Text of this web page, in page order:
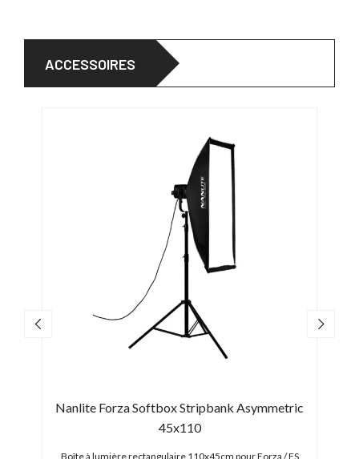
ACCESSOIRES
Nanlite Forza Softbox Stripbank Asymmetric
45x110
Boîte à lumière rectangulaire 110x45cm pour Forza / FS